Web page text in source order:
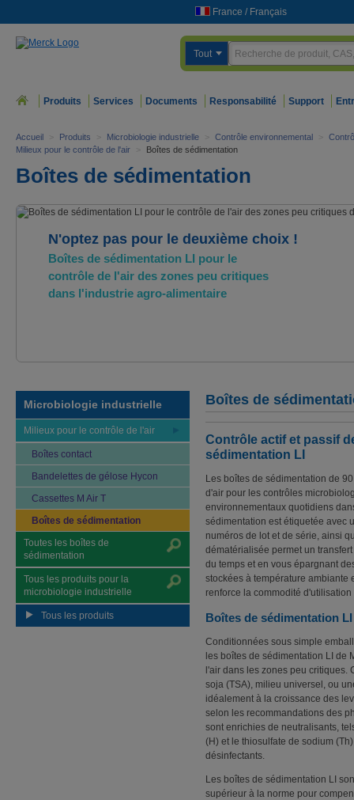
France / Français
Tout
Produits Services Documents Responsabilité Support
Accueil > Produits > Microbiologie industrielle > Contrôle environnemental >
Milieux pour le contrôle de l'air
> Boîtes de sédimentation
Boîtes de sédimentation
N'optez pas pour le deuxième choix !
Boîtes de sédimentation LI pour le
contrôle de l'air des zones peu critiques
dans l'industrie agro-alimentaire
Microbiologie industrielle
Milieux pour le contrôle de l'air
Boîtes contact
Bandelettes de gélose Hycon
Cassettes M Air T
Boîtes de sédimentation
Toutes les boîtes de
sédimentation
Tous les produits pour la
microbiologie industrielle
Tous les produits
Boîtes de
Contrôle actif et passif
sédimentation LI
Les boîtes de sédimentation de
d'air pour les contrôles
environnementaux quotidiens
sédimentation est étiquetée avec
numéros de lot et de série, ainsi
dématérialisée permet un
du temps et en vous épargnant
stockées à température ambiante
renforce la commodité
Boîtes de sédimentation
Conditionnées sous simple
les boîtes de sédimentation LI de
l'air dans les zones peu
soja (TSA), milieu universel, ou
idéalement à la croissance des
selon les recommandations des
sont enrichies de neutralisants,
(H) et le thiosulfate de sodium
désinfectants.
Les boîtes de sédimentation LI
supérieur à la norme pour